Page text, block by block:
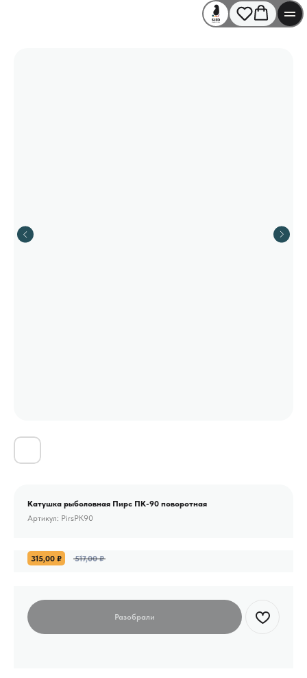
Катушка рыболовная Пирс ПК-90 поворотная
Артикул: PirsPK90
315,00 ₽ 517,00 ₽